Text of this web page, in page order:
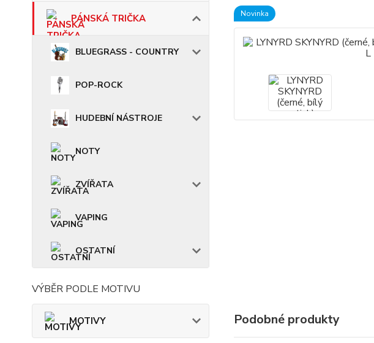
PÁNSKÁ TRIČKA
BLUEGRASS - COUNTRY
POP-ROCK
HUDEBNÍ NÁSTROJE
NOTY
ZVÍŘATA
VAPING
OSTATNÍ
VÝBĚR PODLE MOTIVU
MOTIVY
Novinka
Podobné produkty